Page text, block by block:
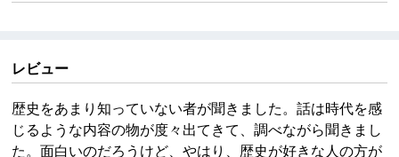
レビュー
歴史をあまり知っていない者が聞きました。話は時代を感
じるような内容の物が度々出てきて、調べながら聞きまし
た。面白いのだろうけど、やはり、歴史が好きな人の方が